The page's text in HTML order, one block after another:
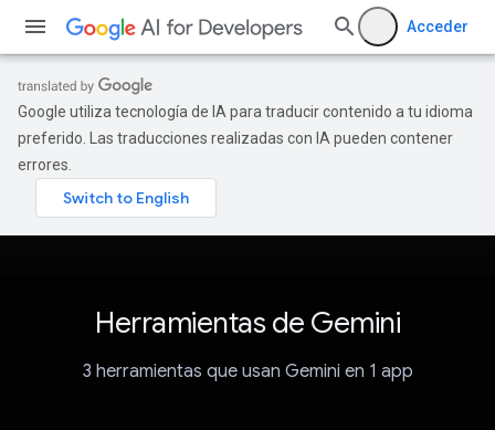
Acceder
Google utiliza tecnología de IA para traducir contenido a tu idioma
preferido. Las traducciones realizadas con IA pueden contener
errores.
Herramientas de Gemini
3 herramientas que usan Gemini en 1 app